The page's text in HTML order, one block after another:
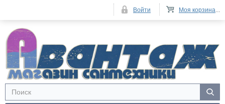
Моя корзина...
Войти